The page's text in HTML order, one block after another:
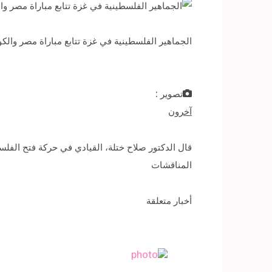
الجماهير الفلسطينية في غزة تتابع مباراة مصر
تصوير :
آخرون
المناقشات
أخبار متعلقة